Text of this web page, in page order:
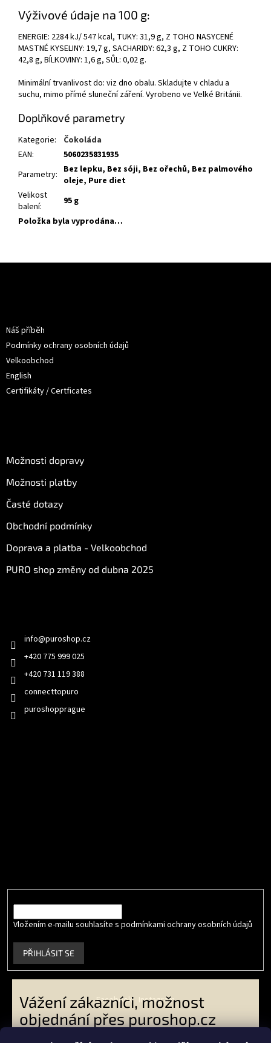
Vážení zákazníci, možnost
objednání přes puroshop.cz
Výživové údaje na 100 g:
ENERGIE: 2284 kJ/ 547 kcal, TUKY: 31,9 g, Z TOHO NASYCENÉ
MASTNÉ KYSELINY: 19,7 g, SACHARIDY: 62,3 g, Z TOHO CUKRY:
42,8 g, BÍLKOVINY: 1,6 g, SŮL: 0,02 g.
Minimální trvanlivost do: viz dno obalu. Skladujte v chladu a
suchu, mimo přímé sluneční záření. Vyrobeno ve Velké Británii.
Doplňkové parametry
Kategorie:
Čokoláda
EAN:
5060235831935
Parametry: Bez lepku, Bez sóji, Bez ořechů, Bez palmového
oleje, Pure diet
Velikost
balení:
95 g
Položka byla vyprodána…
Náš příběh
Podmínky ochrany osobních údajů
Velkoobchod
English
Certifikáty / Certficates
Možnosti dopravy
Možnosti platby
Časté dotazy
Obchodní podmínky
Doprava a platba - Velkoobchod
PURO shop změny od dubna 2025
info@puroshop.cz
+420 775 999 025
+420 731 119 388
connecttopuro
puroshopprague
Vložením e-mailu souhlasíte s podmínkami ochrany osobních údajů
PŘIHLÁSIT SE
Facebook Instagram